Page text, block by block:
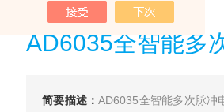
AD6035全智能多
简要描述：AD6035全智能多次脉冲